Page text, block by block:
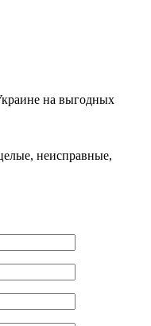
на выгодных
неисправные,